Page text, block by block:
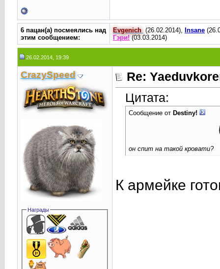
6 пацан(а) посмеялись над
этим сообщением:
Evgenich (26.02.2014), Insane
Гэри!(03.03.2014)
26.02.2014, 19:39
CrаzySpeed
Награды
Re:
Цитата:
Сообщение от Destiny!
он спит на такой кровати?
К армейке